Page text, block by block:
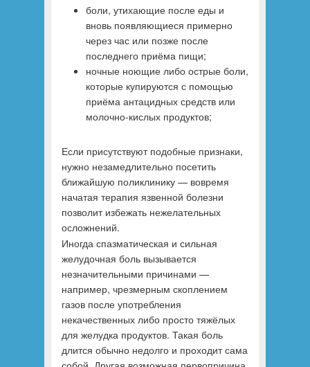
боли, утихающие после еды и
вновь появляющиеся примерно
через час или позже после
последнего приёма пищи;
ночные ноющие либо острые боли,
которые купируются с помощью
приёма антацидных средств или
молочно-кислых продуктов;
Если присутствуют подобные признаки,
нужно незамедлительно посетить
ближайшую поликлинику — вовремя
начатая терапия язвенной болезни
позволит избежать нежелательных
осложнений.
Иногда спазматическая и сильная
желудочная боль вызывается
незначительными причинами —
например, чрезмерным скоплением
газов после употребления
некачественных либо просто тяжёлых
для желудка продуктов. Такая боль
длится обычно недолго и проходит сама